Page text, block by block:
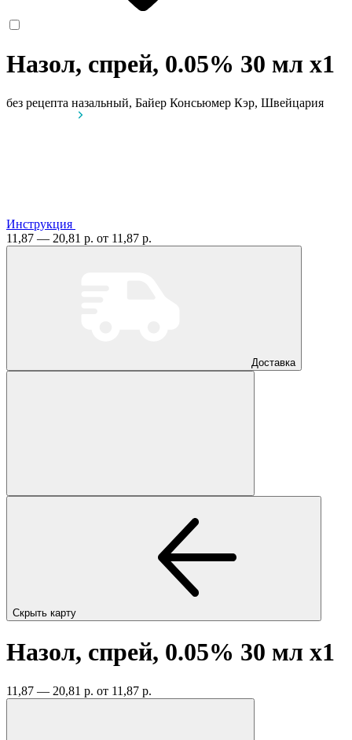
Назол, спрей, 0.05% 30 мл x1
без рецепта назальный, Байер Консьюмер Кэр, Швейцария
Инструкция
11,87 — 20,81 р. от 11,87 р.
Доставка
Скрыть карту
Назол, спрей, 0.05% 30 мл x1
11,87 — 20,81 р. от 11,87 р.